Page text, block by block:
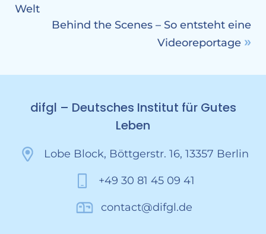
Welt
Behind the Scenes – So entsteht eine
Videoreportage
difgl – Deutsches Institut für Gutes
Leben
Lobe Block, Böttgerstr. 16, 13357 Berlin
+49 30 81 45 09 41
contact@difgl.de